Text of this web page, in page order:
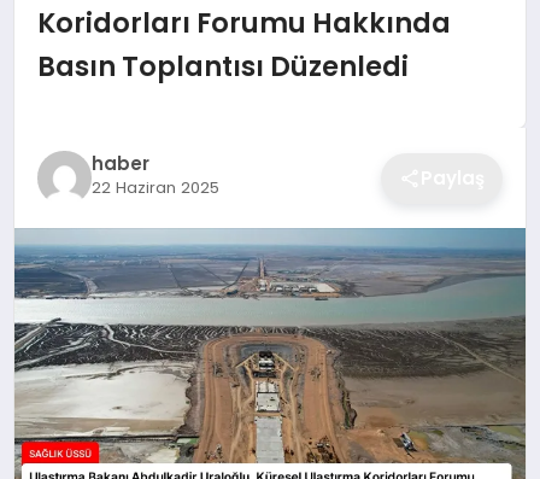
SPOR & FITNESS
Koridorları Forumu Hakkında
Basın Toplantısı Düzenledi
haber
22 Haziran 2025